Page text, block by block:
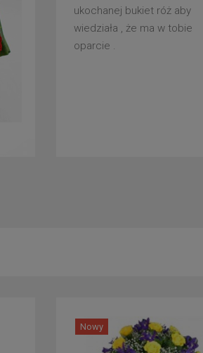
ukochanej bukiet róż aby
wiedziała , że ma w tobie
oparcie .
Nowy